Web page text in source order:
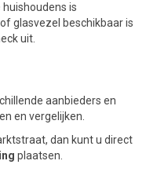
is
glasvezel beschikbaar is
uit.
aanbieders en
en vergelijken.
dan kunt u direct
plaatsen.